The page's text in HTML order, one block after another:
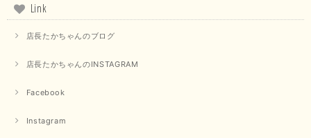
Link
店長たかちゃんのブログ
店長たかちゃんのINSTAGRAM
Facebook
Instagram